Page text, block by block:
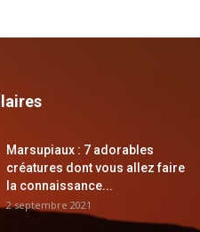
Marsupiaux : 7 adorables
créatures dont vous allez faire
la connaissance...
2 septembre 2021